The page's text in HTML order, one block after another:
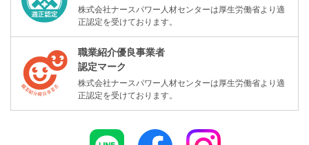
株式会社ナースパワー人材センターは厚生労働省より適
正認定を受けております。
職業紹介優良事業者
認定マーク
株式会社ナースパワー人材センターは厚生労働省より適
正認定を受けております。